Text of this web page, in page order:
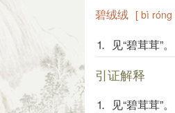
碧绒绒 [ bì róng
⒈ 见“碧茸茸”。
引证解释
⒈ 见“碧茸茸”。